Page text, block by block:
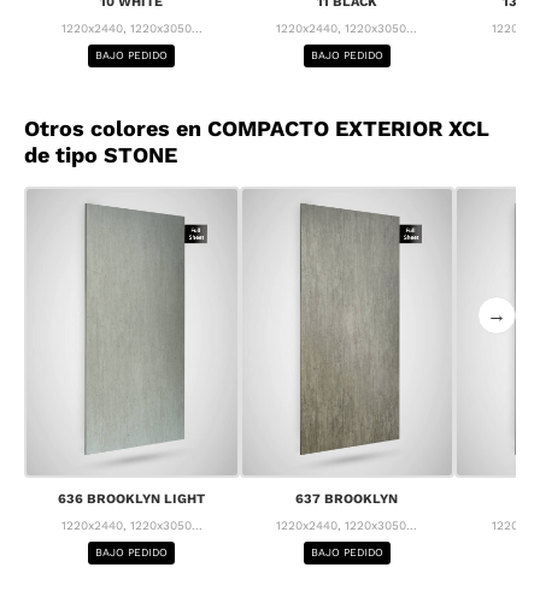
1220x2440, 1220x3050...
BAJO PEDIDO
1220x2440, 1220x3050...
BAJO PEDIDO
Otros colores en COMPACTO EXTERIOR XCL
de tipo STONE
636 BROOKLYN LIGHT
1220x2440, 1220x3050...
BAJO PEDIDO
637 BROOKLYN
1220x2440, 1220x3050...
BAJO PEDIDO
→